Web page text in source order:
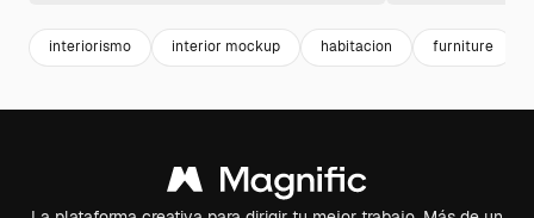
interiorismo interior mockup habitacion furniture